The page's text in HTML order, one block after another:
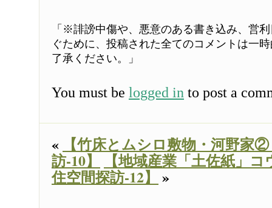
「※誹謗中傷や、悪意のある書き込み、営
ぐために、投稿された全てのコメントは一
了承ください。」
You must be logged in to post a
« 【竹床とムシロ敷物・河野家
訪-10】 【地域産業「土佐紙」
住空間探訪-12】 »